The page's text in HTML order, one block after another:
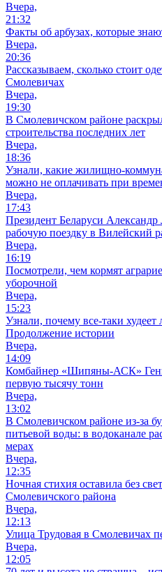
Вчера,
21:32
Факты об арбузах, которые
Вчера,
20:36
Рассказываем, сколько стоит
Смолевичах
Вчера,
19:30
В Смолевичском районе
строительства последних лет
Вчера,
18:36
Узнали, какие жилищно-
можно не оплачивать при
Вчера,
17:43
Президент Беларуси
рабочую поездку в Вилейский
Вчера,
16:19
Посмотрели, чем кормят
уборочной
Вчера,
15:23
Узнали, почему все-таки худеет
Продолжение истории
Вчера,
14:09
Комбайнер «Шипяны-АСК»
первую тысячу тонн
Вчера,
13:02
В Смолевичском районе из‑за
питьевой воды: в водоканале
мерах
Вчера,
12:35
Ночная стихия оставила без
Смолевичского района
Вчера,
12:13
Улица Трудовая в Смолевичах
Вчера,
12:05